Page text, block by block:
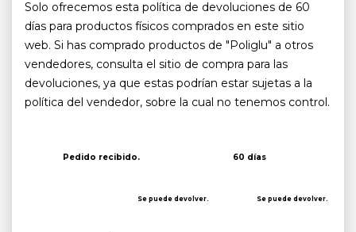
Solo ofrecemos esta política de devoluciones de 60
días para productos físicos comprados en este sitio
web. Si has comprado productos de "Poliglu" a otros
vendedores, consulta el sitio de compra para las
devoluciones, ya que estas podrían estar sujetas a la
política del vendedor, sobre la cual no tenemos control.
Pedido recibido. 60 días
Se puede devolver. Se puede devolver.